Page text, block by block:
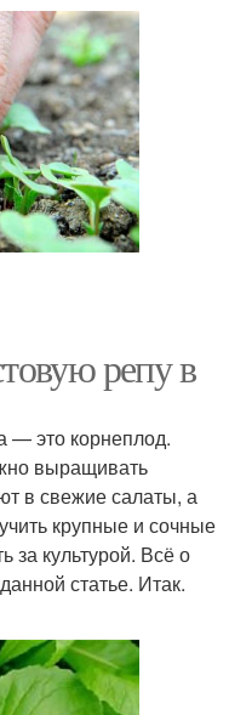
репу в
— это корнеплод.
выращивать
в свежие салаты, а
крупные и сочные
за культурой. Всё о
статье. Итак.